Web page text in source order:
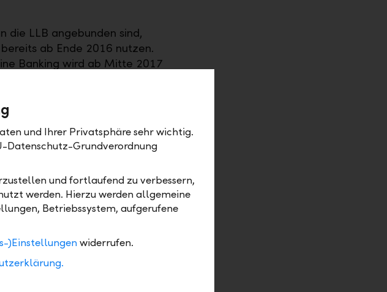
die LLB angebunden sind,
ab Ende 2016 nutzen.
Banking wird ab Mitte 2017
so genannte Cash
sind weiterhin verfügbar.
und Ihrer Privatsphäre sehr wichtig.
Datenschutz-Grundverordnung
und fortlaufend zu verbessern,
werden. Hierzu werden allgemeine
Betriebssystem, aufgerufene
)Einstellungenwiderrufen.